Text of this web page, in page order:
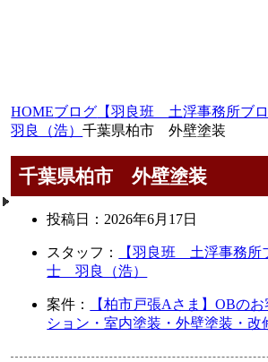
HOMEブログ 【羽良班 土浮事務所ブ
羽良（浩）千葉県柏市 外壁塗装
千葉県柏市 外壁塗装
投稿日： 2026年6月17日
スタッフ：
【羽良班 土浮事務所
士 羽良（浩）
案件：
【柏市戸張Aさま】OBの
ション・室内塗装・外壁塗装・改